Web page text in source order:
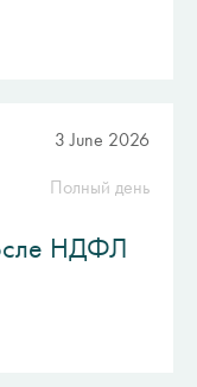
3 June 2026
Полный день
НДФЛ